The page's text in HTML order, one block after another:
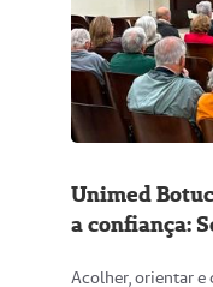
Unimed
a confiança:
Acolher, orientar